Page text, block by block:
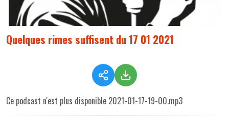
Quelques rimes suffisent du 17 01 2021
Ce podcast n'est plus disponible 2021-01-17-19-00.mp3